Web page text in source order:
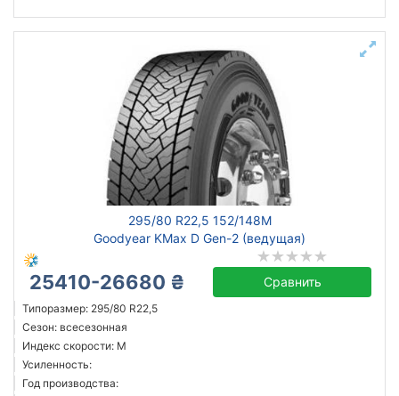
295/80 R22,5 152/148M
Goodyear KMax D Gen-2 (ведущая)
25410-26680 ₴ Сравнить
Типоразмер: 295/80 R22,5
Сезон: всесезонная
Индекс скорости: M
Усиленность:
Год производства: